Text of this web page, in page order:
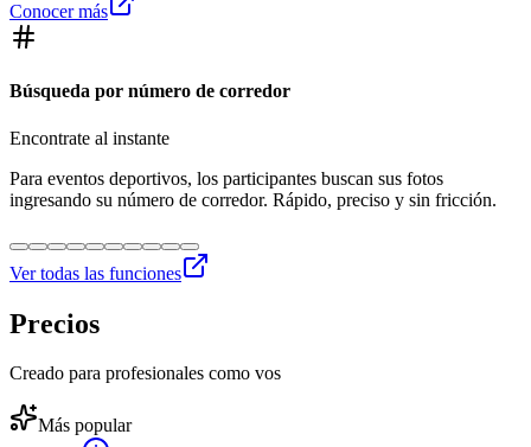
Conocer más
Búsqueda por número de corredor
Encontrate al instante
Para eventos deportivos, los participantes buscan sus fotos
ingresando su número de corredor. Rápido, preciso y sin fricción.
Ver todas las funciones
Precios
Creado para profesionales como vos
Más popular